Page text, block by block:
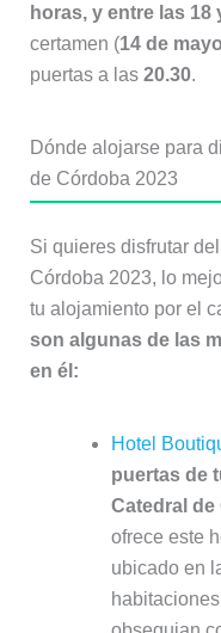
horas, y entre las 18
certamen (14 de mayo
puertas a las20.30.
Dónde alojarse para
de Córdoba 2023
Si quieres disfrutar
Córdoba 2023, lo
tu alojamiento por el
son algunas de las
en él:
Hotel
puertas de
Catedral de
ofrece este
ubicado en